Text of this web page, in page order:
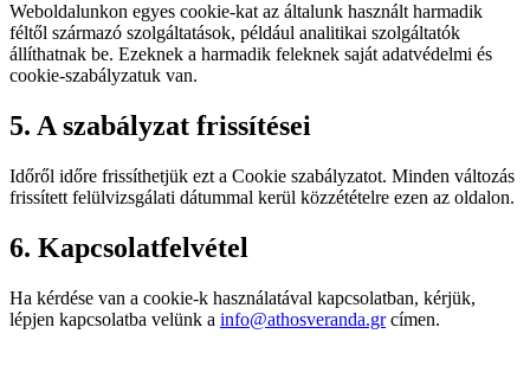
Weboldalunkon egyes cookie-kat az általunk használt harmadik
féltől származó szolgáltatások, például analitikai szolgáltatók
állíthatnak be. Ezeknek a harmadik feleknek saját adatvédelmi és
cookie-szabályzatuk van.
5. A szabályzat frissítései
Időről időre frissíthetjük ezt a Cookie szabályzatot. Minden változás
frissített felülvizsgálati dátummal kerül közzétételre ezen az oldalon.
6. Kapcsolatfelvétel
Ha kérdése van a cookie-k használatával kapcsolatban, kérjük,
lépjen kapcsolatba velünk a info@athosveranda.grcímen.